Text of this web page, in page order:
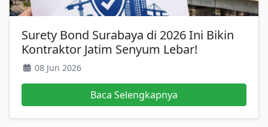
Surety Bond Surabaya di 2026 Ini Bikin
Kontraktor Jatim Senyum Lebar!
08 Jun 2026
Baca Selengkapnya